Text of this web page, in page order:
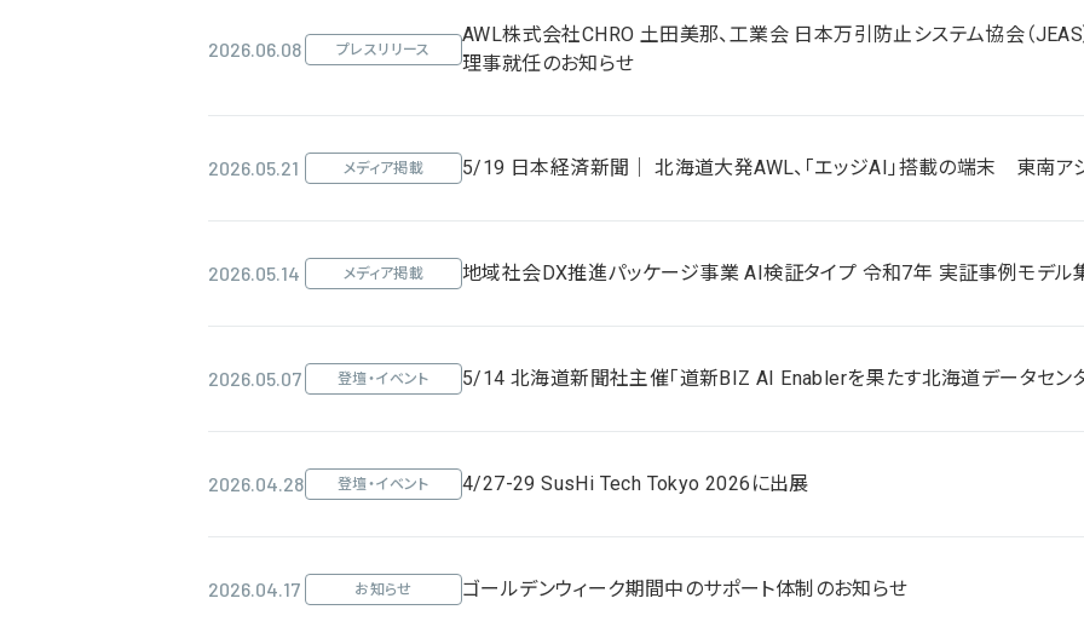
2026.06.08 プレスリリース
AWL株式会社CHRO 土田美那、工業会 日本万引防止システム協会（JEAS
理事就任のお知らせ
2026.05.21 メディア掲載 5/19 日本経済新聞｜ 北海道大発AWL、「エッジAI」搭載の端末 東南ア
2026.05.14 メディア掲載 地域社会DX推進パッケージ事業 AI検証タイプ 令和7年 実証事例モデル
2026.05.07 登壇・イベント 5/14 北海道新聞社主催「道新BIZ AI Enablerを果たす北海道データセン
2026.04.28 登壇・イベント 4/27-29 SusHi Tech Tokyo 2026に出展
2026.04.17 お知らせ ゴールデンウィーク期間中のサポート体制のお知らせ